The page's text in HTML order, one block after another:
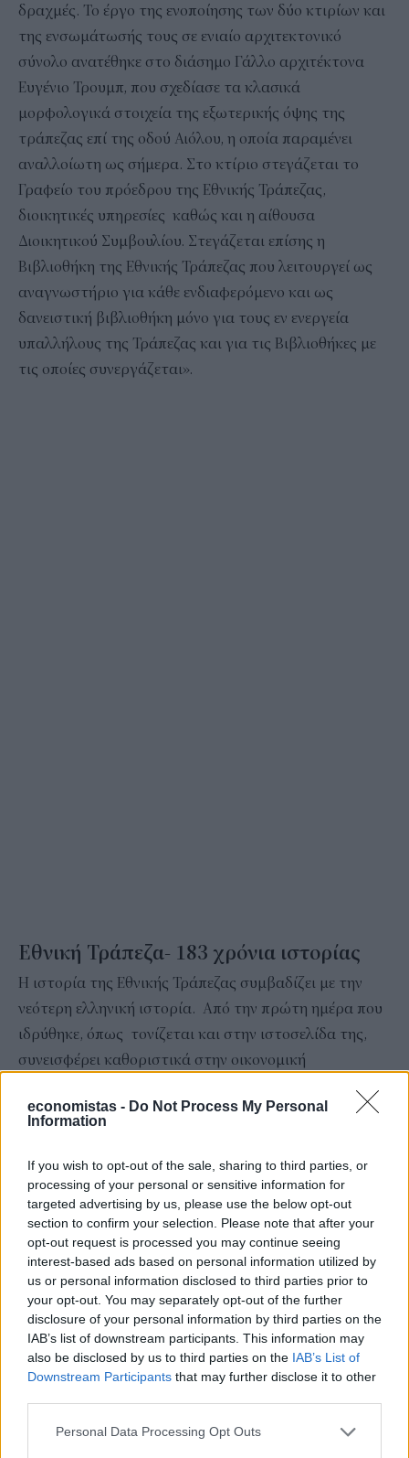
economistas - Do Not Process My Personal
Information
If you wish to opt-out of the sale, sharing to third parties, or
processing of your personal or sensitive information for
targeted advertising by us, please use the below opt-out
section to confirm your selection. Please note that after your
opt-out request is processed you may continue seeing
interest-based ads based on personal information utilized by
us or personal information disclosed to third parties prior to
your opt-out. You may separately opt-out of the further
disclosure of your personal information by third parties on the
IAB’s list of downstream participants. This information may
also be disclosed by us to third parties on the IAB’s List of
Downstream Participants that may further disclose it to other
Personal Data Processing Opt Outs
δραχμές. Το έργο της ενοποίησης των δύο κτιρίων και
της ενσωμάτωσής τους σε ενιαίο αρχιτεκτονικό
σύνολο ανατέθηκε στο διάσημο Γάλλο αρχιτέκτονα
Ευγένιο Τρουμπ, που σχεδίασε τα κλασικά
μορφολογικά στοιχεία της εξωτερικής όψης της
τράπεζας επί της οδού Αιόλου, η οποία παραμένει
αναλλοίωτη ως σήμερα. Στο κτίριο στεγάζεται το
Γραφείο του πρόεδρου της Εθνικής Τράπεζας,
διοικητικές υπηρεσίες καθώς και η αίθουσα
Διοικητικού Συμβουλίου. Στεγάζεται επίσης η
Βιβλιοθήκη της Εθνικής Τράπεζας που λειτουργεί ως
αναγνωστήριο για κάθε ενδιαφερόμενο και ως
δανειστική βιβλιοθήκη μόνο για τους εν ενεργεία
υπαλλήλους της Τράπεζας και για τις Βιβλιοθήκες με
τις οποίες συνεργάζεται».
Εθνική Τράπεζα- 183 χρόνια ιστορίας
Η ιστορία της Εθνικής Τράπεζας συμβαδίζει με την
νεότερη ελληνική ιστορία. Από την πρώτη ημέρα που
ιδρύθηκε, όπως τονίζεται και στην ιστοσελίδα της,
συνεισφέρει καθοριστικά στην οικονομική
στήριξη της οικονομίας και τον αναπτυξιακό και
τυχαίο ότι πέντε διοικητές της Εθνικής Τράπεζας
διετέλεσαν πρωθυπουργοί της χώρας, αναδεικνύοντας
τη σημασία και τον ρόλο της Τράπεζας. Ειδικότερα,
στη διάρκεια των 183 χρόνων ζωής της Εθνικής
Τράπεζας από την τιμόνι της Τράπεζας πέρασαν 28
διοικητές και 4 διευθύνοντες σύμβουλοι, καθώς από το
2004 αποφασίστηκε η τροποποίηση του καταστατικού
της στο πλαίσιο της υιοθέτησης σύγχρονης
νομοθεσίας περί εταιρικής διακυβέρνησης και η θέση